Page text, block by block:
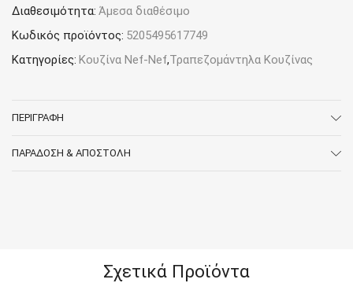
ποσότητα
Διαθεσιμότητα: Άμεσα διαθέσιμο
Κωδικός προϊόντος: 5205495617749
Κατηγορίες: Κουζίνα Nef-Nef,Τραπεζομάντηλα Κουζίνας
ΠΕΡΙΓΡΑΦΉ
ΠΑΡΆΔΟΣΗ & ΑΠΟΣΤΟΛΉ
Σχετικά Προϊόντα